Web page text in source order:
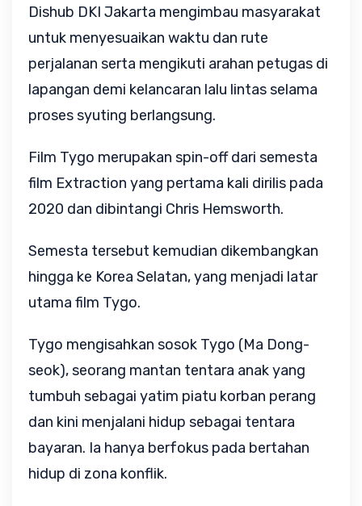
Dishub DKI Jakarta mengimbau masyarakat
untuk menyesuaikan waktu dan rute
perjalanan serta mengikuti arahan petugas di
lapangan demi kelancaran lalu lintas selama
proses syuting berlangsung.
Film Tygo merupakan spin-off dari semesta
film Extraction yang pertama kali dirilis pada
2020 dan dibintangi Chris Hemsworth.
Semesta tersebut kemudian dikembangkan
hingga ke Korea Selatan, yang menjadi latar
utama film Tygo.
Tygo mengisahkan sosok Tygo (Ma Dong-
seok), seorang mantan tentara anak yang
tumbuh sebagai yatim piatu korban perang
dan kini menjalani hidup sebagai tentara
bayaran. Ia hanya berfokus pada bertahan
hidup di zona konflik.